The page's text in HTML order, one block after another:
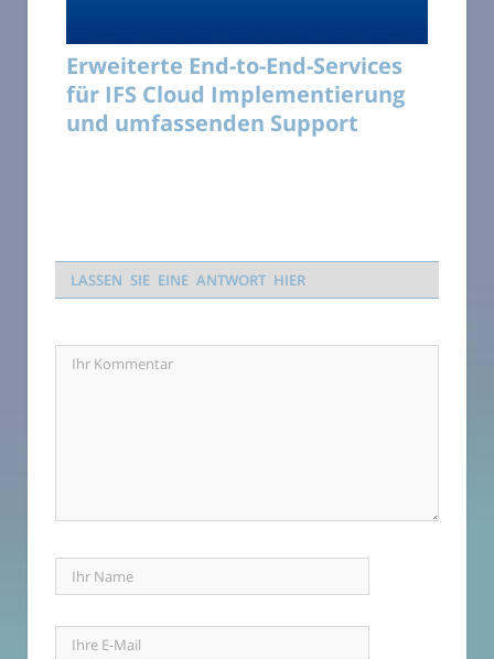
Erweiterte End-to-End-Services
für IFS Cloud Implementierung
und umfassenden Support
LASSEN SIE EINE ANTWORT HIER